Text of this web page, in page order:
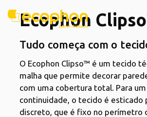
Ecophon
Tudo começa com o
O Ecophon Clipso™ é um tecido
malha que permite decorar
com uma cobertura total. Para
continuidade, o tecido é esticado
discreto, que é fixo no perímetro